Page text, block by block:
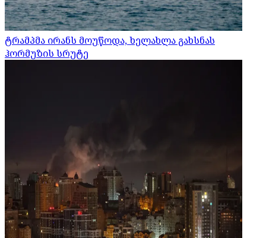
ტრამპმა ირანს მოუწოდა, ხელახლა გახსნას
ჰორმუზის სრუტე